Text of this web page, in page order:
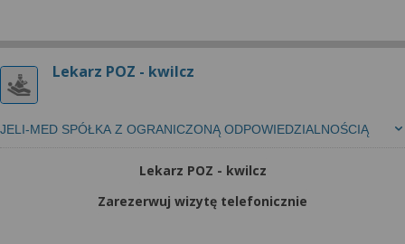
Lekarz POZ - kwilcz
JELI-MED SPÓŁKA Z OGRANICZONĄ ODPOWIEDZIALNOŚCIĄ
Lekarz POZ - kwilcz
Zarezerwuj wizytę telefonicznie